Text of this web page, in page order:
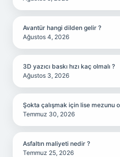
Avantür hangi dilden gelir ?
Ağustos 4, 2026
3D yazıcı baskı hızı kaç olmalı ?
Ağustos 3, 2026
Şokta çalışmak için lise mezunu
Temmuz 30, 2026
Asfaltın maliyeti nedir ?
Temmuz 25, 2026